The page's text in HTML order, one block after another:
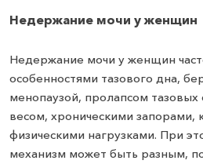
Недержание мочи у женщин
Недержание мочи у женщин
особенностями тазового дна,
менопаузой, пролапсом
весом, хроническими
физическими нагрузками. При
механизм может быть разным,